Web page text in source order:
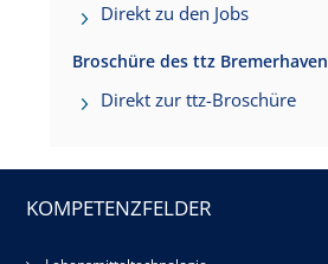
Direkt zu den Jobs
Broschüre des ttz Bremerhaven
Direkt zur ttz-Broschüre
KOMPETENZFELDER